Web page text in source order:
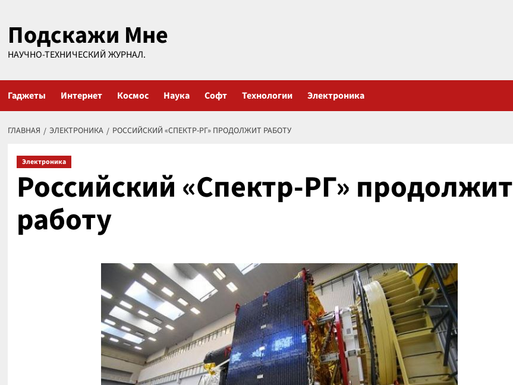
содержимому
Подскажи Мне
НАУЧНО-ТЕХНИЧЕСКИЙ ЖУРНАЛ.
Гаджеты Интернет Космос Наука Софт Технологии Электроника
ГЛАВНАЯ ЭЛЕКТРОНИКА РОССИЙСКИЙ «СПЕКТР-РГ» ПРОДОЛЖИТ РАБОТУ
Электроника
Российский «Спектр-РГ» продолжит
работу